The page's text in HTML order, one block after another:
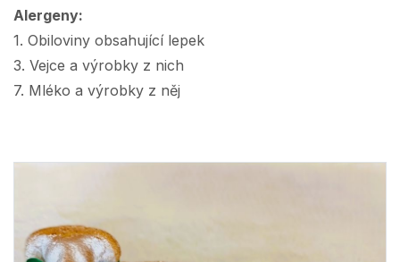
Alergeny:
1. Obiloviny obsahující lepek
3. Vejce a výrobky z nich
7. Mléko a výrobky z něj